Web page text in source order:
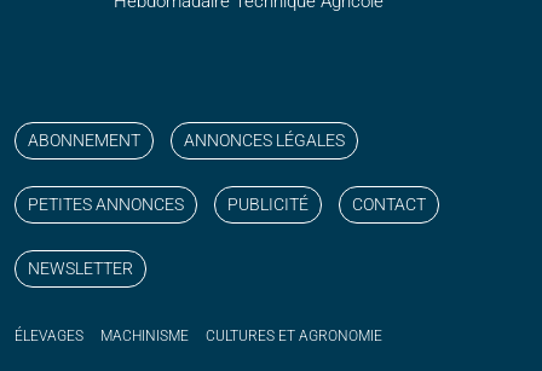
ABONNEMENT ANNONCES LÉGALES
PETITES ANNONCES PUBLICITÉ CONTACT
NEWSLETTER
ÉLEVAGES MACHINISME CULTURES ET AGRONOMIE